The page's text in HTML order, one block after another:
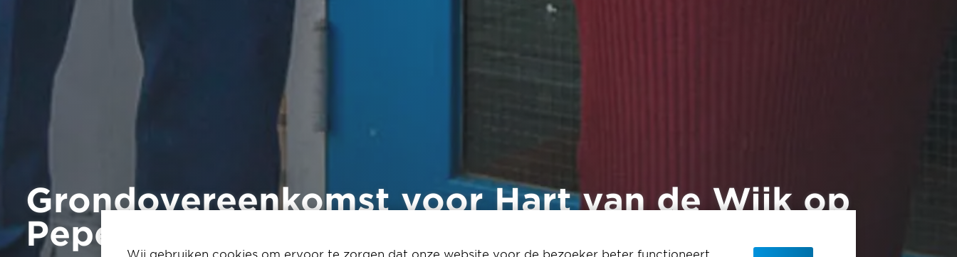
Grondovereenkomst voor Hart van de Wijk op
Peperkliplocatie
Wij gebruiken cookies om ervoor te zorgen dat onze website voor de bezoeker beter functioneert.